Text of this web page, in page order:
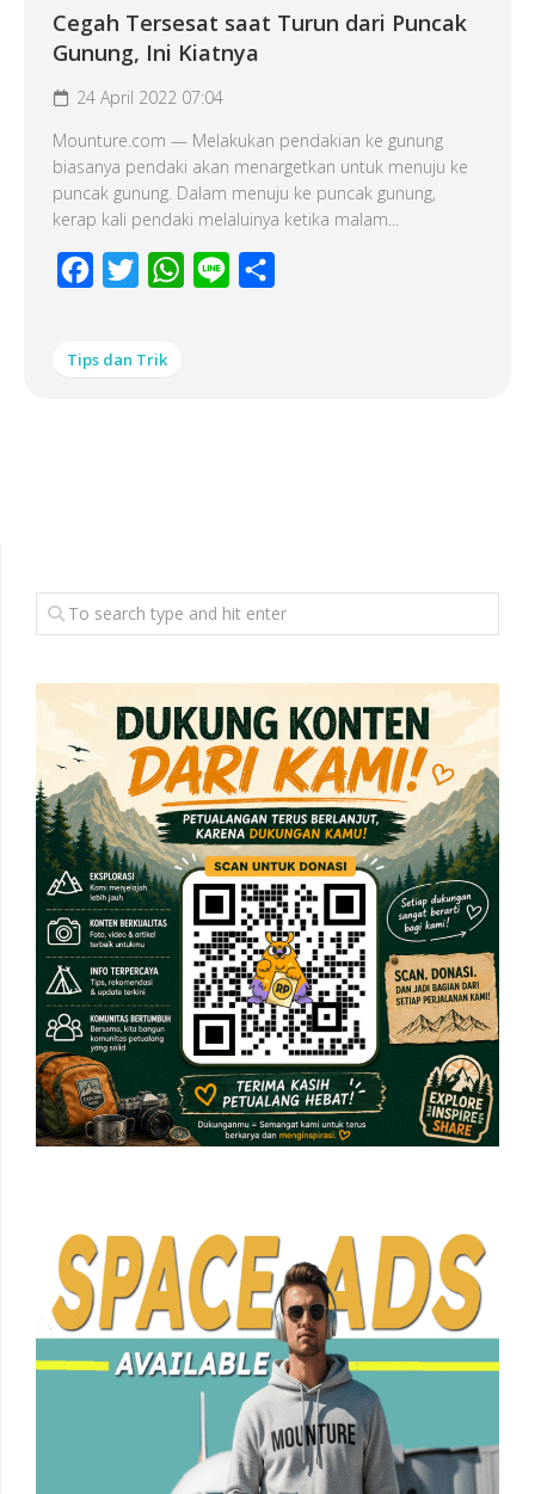
Cegah Tersesat saat Turun dari Puncak
Gunung, Ini Kiatnya
24 April 2022 07:04
Mounture.com — Melakukan pendakian ke gunung
biasanya pendaki akan menargetkan untuk menuju ke
puncak gunung. Dalam menuju ke puncak gunung,
kerap kali pendaki melaluinya ketika malam...
Facebook
Twitter WhatsApp
Line
Tips dan Trik